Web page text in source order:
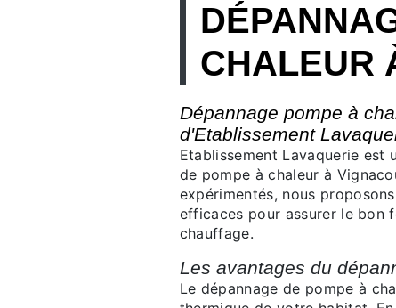
CHALEUR
Dépannage pompe à
d'Etablissement
Etablissement Lavaquerie est
de pompe à chaleur à
expérimentés, nous
efficaces pour assurer le bon
chauffage.
Les avantages du
Le dépannage de pompe à